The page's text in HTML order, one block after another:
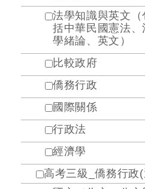
法學知識與英文（
括中華民國憲法、
學緒論、英文）
比較政府
僑務行政
國際關係
行政法
經濟學
高考三級_僑務行政